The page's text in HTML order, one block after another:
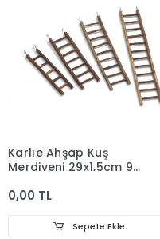
Karlıe Ahşap Kuş
Merdiveni 29x1,5cm 9
0,00 TL
Sepete Ekle